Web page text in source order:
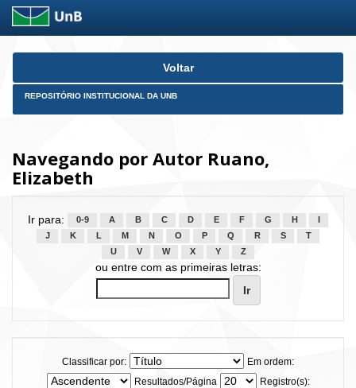
Skip
Voltar
REPOSITÓRIO INSTITUCIONAL DA UNB
Navegando por Autor Ruano,
Elizabeth
Ir para: 0-9 A B C D E F G H
J
K L M N O P Q R S
T
U
V W X Y Z
ou entre com as primeiras letras:
Classificar por:
Em ordem:
Resultados/Página
Registro(s):